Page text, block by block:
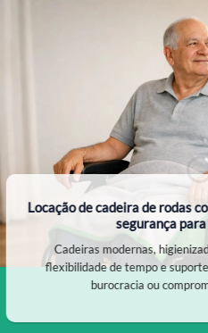
Locação de cadeira de rodas
segurança
Cadeiras modernas,
flexibilidade de tempo e
burocracia ou